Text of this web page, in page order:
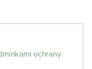
ochrany